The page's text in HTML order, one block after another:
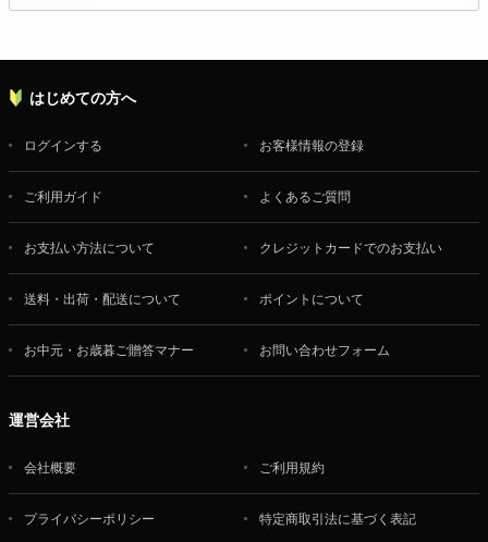
はじめての方へ
ログインする お客様情報の登録
ご利用ガイド よくあるご質問
お支払い方法について クレジットカードでのお支払い
送料・出荷・配送について ポイントについて
お中元・お歳暮ご贈答マナー お問い合わせフォーム
運営会社
会社概要 ご利用規約
プライバシーポリシー 特定商取引法に基づく表記